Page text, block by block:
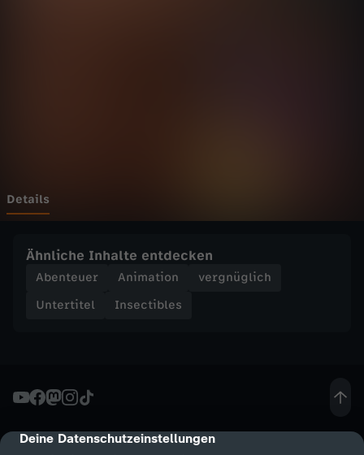
cmp-dialog-description
Deine Datenschutzeinstellungen
2
.
n
t
Details
Ähnliche Inhalte entdecken
Abenteuer Animation
vergnüglich
Untertitel
Insectibles